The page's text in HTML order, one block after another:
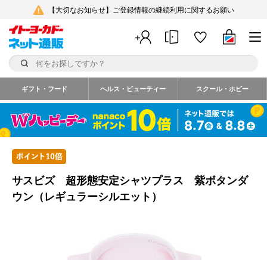
【大切なお知らせ】ご登録情報の継続利用に関するお願い
ギフト・フード ヘルス・ビューティー スクール・ホビー
サスビズ 超形態安定シャツプラス 紫ボタンダ
ウン（レギュラーシルエット）